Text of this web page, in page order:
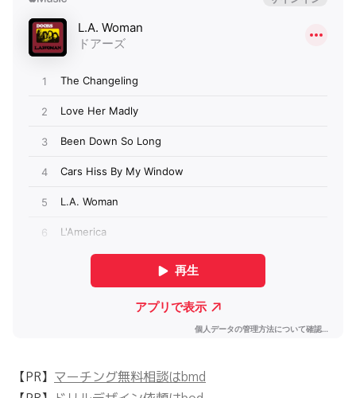
【PR】 マーチング無料相談はbmd